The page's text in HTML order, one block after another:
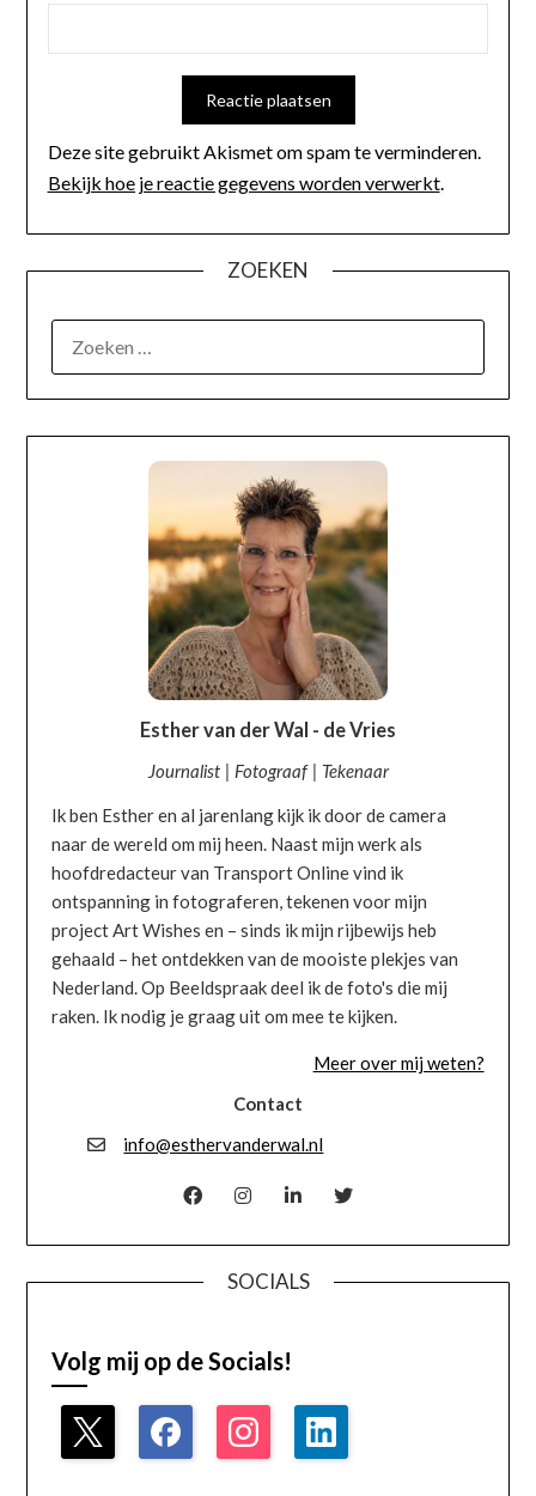
Deze site gebruikt Akismet om spam te verminderen.
Bekijk hoe je reactie gegevens worden verwerkt.
ZOEKEN
OVER MIJ
Esther van der Wal - de Vries
Journalist | Fotograaf | Tekenaar
Ik ben Esther en al jarenlang kijk ik door de camera
naar de wereld om mij heen. Naast mijn werk als
hoofdredacteur van Transport Online vind ik
ontspanning in fotograferen, tekenen voor mijn
project Art Wishes en – sinds ik mijn rijbewijs heb
gehaald – het ontdekken van de mooiste plekjes van
Nederland. Op Beeldspraak deel ik de foto's die mij
raken. Ik nodig je graag uit om mee te kijken.
Meer over mij weten?
Contact
info@esthervanderwal.nl
SOCIALS
Volg mij op de Socials!